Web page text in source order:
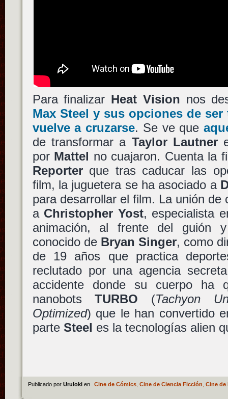
Para finalizar Heat Vision nos
Max Steel y sus opciones de
vuelve a cruzarse. Se ve que
de transformar a Taylor Lautner
por Mattel no cuajaron. Cuenta la
Reporterque tras caducar las
film, la juguetera se ha asociado a
para desarrollar el film. La unión de
a Christopher Yost, especialista
animación, al frente del
conocido de Bryan Singer, como
de 19 años que practica
reclutado por una agencia
accidente donde su cuerpo ha
nanobotsTURBO (Tachyon
Optimized) que le han convertido
parte Steel es la tecnologías alien
Publicado por Uruloki en Cine de Cómics, Cine de Ciencia Ficción Cine de